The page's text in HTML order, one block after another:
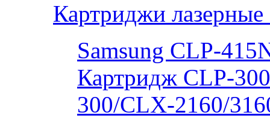
Картриджи лазерные
Samsung CLP-
Картридж CLP-
300/CLX-2160/